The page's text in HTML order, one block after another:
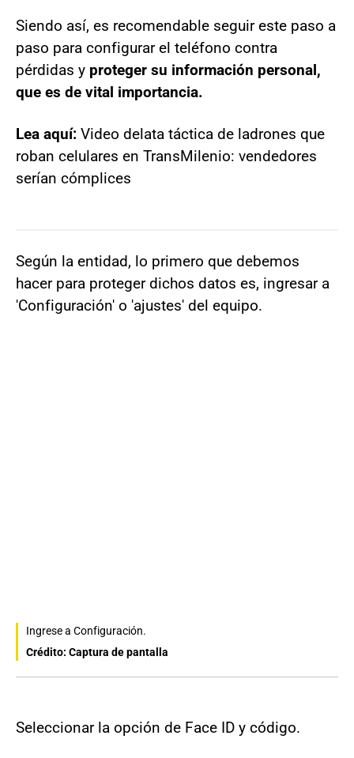
Siendo así, es recomendable seguir este paso a
paso para configurar el teléfono contra
pérdidas y proteger su información personal,
que es de vital importancia.
Lea aquí: Video delata táctica de ladrones que
roban celulares en TransMilenio: vendedores
serían cómplices
Según la entidad, lo primero que debemos
hacer para proteger dichos datos es, ingresar a
'Configuración' o 'ajustes' del equipo.
Ingrese a Configuración.
Crédito: Captura de pantalla
Seleccionar la opción de Face ID y código.